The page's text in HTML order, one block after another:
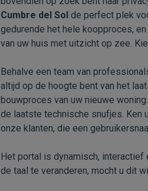
Cumbre del Sol de perfect plek
gedurende het hele koopproces,
van uw huis met uitzicht op zee.
Behalve een team van
altijd op de hoogte bent van het
bouwproces van uw nieuwe
de laatste technische snufjes. Ken
onze klanten, die een
Het portal is dynamisch,
de taal te veranderen, mocht u dit